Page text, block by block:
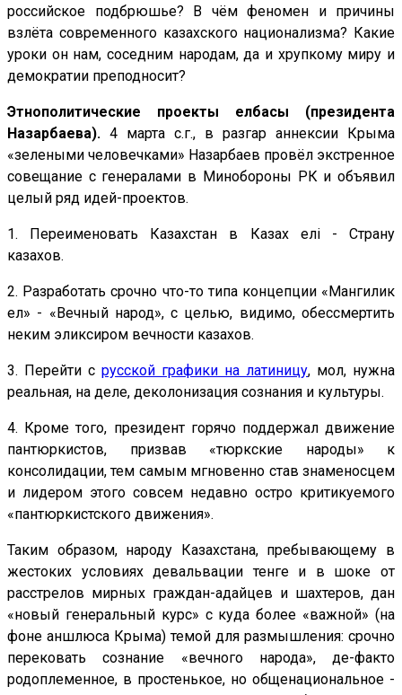
российское подбрюшье? В чём феномен и причины
взлёта современного казахского национализма? Какие
уроки он нам, соседним народам, да и хрупкому миру и
демократии преподносит?
Этнополитические проекты елбасы (президента
Назарбаева). 4 марта с.г., в разгар аннексии Крыма
«зелеными человечками» Назарбаев провёл экстренное
совещание с генералами в Минобороны РК и объявил
целый ряд идей-проектов.
1. Переименовать Казахстан в Казах елi - Страну
казахов.
2. Разработать срочно что-то типа концепции «Мангилик
ел» - «Вечный народ», с целью, видимо, обессмертить
неким эликсиром вечности казахов.
3. Перейти с русской графики на латиницу, мол, нужна
реальная, на деле, деколонизация сознания и культуры.
4. Кроме того, президент горячо поддержал движение
пантюркистов, призвав «тюркские народы» к
консолидации, тем самым мгновенно став знаменосцем
и лидером этого совсем недавно остро критикуемого
«пантюркистского движения».
Таким образом, народу Казахстана, пребывающему в
жестоких условиях девальвации тенге и в шоке от
расстрелов мирных граждан-адайцев и шахтеров, дан
«новый генеральный курс» с куда более «важной» (на
фоне аншлюса Крыма) темой для размышления: срочно
перековать сознание «вечного народа», де-факто
родоплеменное, в простенькое, но общенациональное -